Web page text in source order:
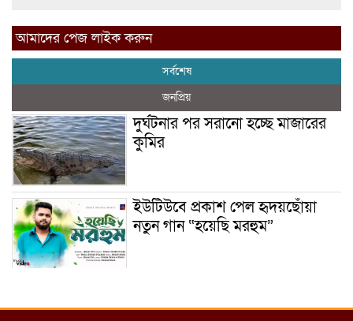
আমাদের পেজ লাইক করুন
সর্বশেষ
জনপ্রিয়
দুর্ঘটনার পর সরানো হচ্ছে মাজারের
কুমির
ইউটিউবে প্রকাশ পেল হৃদয়ছোঁয়া
নতুন গান “হয়েছি মরহুম”
মরণ নেশা